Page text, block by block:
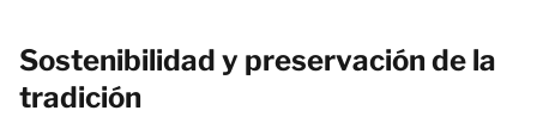
Sostenibilidad y preservación de la
tradición